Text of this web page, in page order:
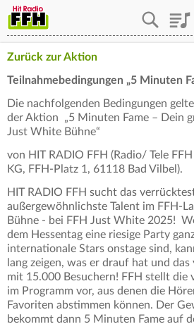
Zurück zur Aktion
Teilnahmebedingungen „5 Minuten
Die nachfolgenden Bedingungen
der Aktion „5 Minuten Fame – Dein
Just White Bühne“
von HIT RADIO FFH (Radio/ Tele
KG, FFH-Platz 1, 61118 Bad Vilbel).
HIT RADIO FFH sucht das
außergewöhnlichste Talent im FFH-
Bühne - bei FFH Just White 2025!
dem Hessentag eine riesige Party
internationale Stars onstage sind,
lang zeigen, was er drauf hat und
mit 15.000 Besuchern! FFH stellt die
im Programm vor, aus denen die
Favoriten abstimmen können. Der
bekommt dann 5 Minuten Fame auf